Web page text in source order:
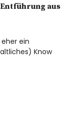
aus
ein
Know